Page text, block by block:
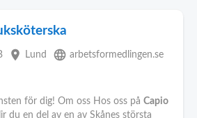
place Lund language arbetsformedlingen.se
för dig! Om oss Hos oss på Capio
du en del av en av Skånes största